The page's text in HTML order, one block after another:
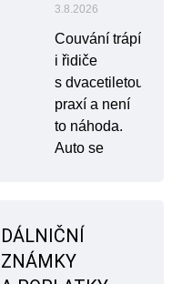
3.8.2026
Couvání trápí
i řidiče
s dvacetiletou
praxí a není
to náhoda.
Auto se
DÁLNIČNÍ
ZNÁMKY